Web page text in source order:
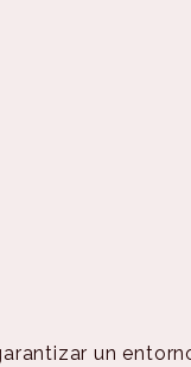
un